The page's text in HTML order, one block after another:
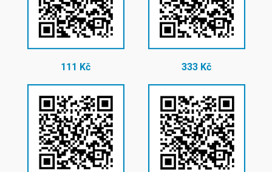
111 Kč 333 Kč